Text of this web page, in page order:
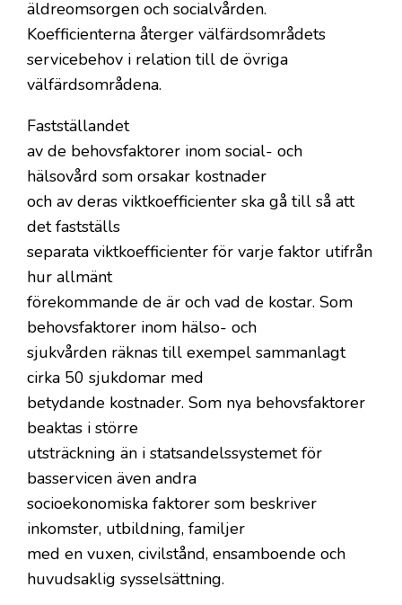
äldreomsorgen och socialvården.
Koefficienterna återger välfärdsområdets
servicebehov i relation till de övriga
välfärdsområdena.
Fastställandet
av de behovsfaktorer inom social- och
hälsovård som orsakar kostnader
och av deras viktkoefficienter ska gå till så att
det fastställs
separata viktkoefficienter för varje faktor utifrån
hur allmänt
förekommande de är och vad de kostar. Som
behovsfaktorer inom hälso- och
sjukvården räknas till exempel sammanlagt
cirka 50 sjukdomar med
betydande kostnader. Som nya behovsfaktorer
beaktas i större
utsträckning än i statsandelssystemet för
basservicen även andra
socioekonomiska faktorer som beskriver
inkomster, utbildning, familjer
med en vuxen, civilstånd, ensamboende och
huvudsaklig sysselsättning.